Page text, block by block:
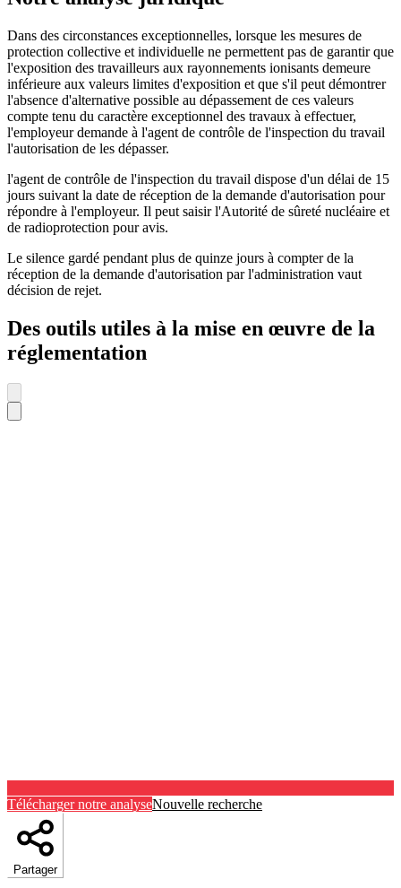
Dans des circonstances exceptionnelles, lorsque les mesures de
protection collective et individuelle ne permettent pas de garantir que
l'exposition des travailleurs aux rayonnements ionisants demeure
inférieure aux valeurs limites d'exposition et que s'il peut démontrer
l'absence d'alternative possible au dépassement de ces valeurs
compte tenu du caractère exceptionnel des travaux à effectuer,
l'employeur demande à l'agent de contrôle de l'inspection du travail
l'autorisation de les dépasser.
l'agent de contrôle de l'inspection du travail dispose d'un délai de 15
jours suivant la date de réception de la demande d'autorisation pour
répondre à l'employeur. Il peut saisir l'Autorité de sûreté nucléaire et
de radioprotection pour avis.
Le silence gardé pendant plus de quinze jours à compter de la
réception de la demande d'autorisation par l'administration vaut
décision de rejet.
Des outils utiles à la mise en œuvre de la
réglementation
Télécharger notre analyseNouvelle recherche
Partager